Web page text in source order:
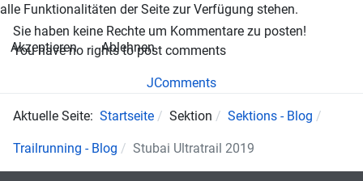
Sie haben keine Rechte um Kommentare zu posten!
You have no rights to post comments
JComments
Aktuelle Seite: Startseite Sektion Sektions - Blog
Trailrunning - Blog Stubai Ultratrail 2019
alle Funktionalitäten der Seite zur Verfügung stehen.
Akzeptieren Ablehnen